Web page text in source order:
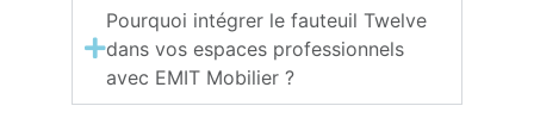
Pourquoi intégrer le fauteuil Twelve
dans vos espaces professionnels
avec EMIT Mobilier ?